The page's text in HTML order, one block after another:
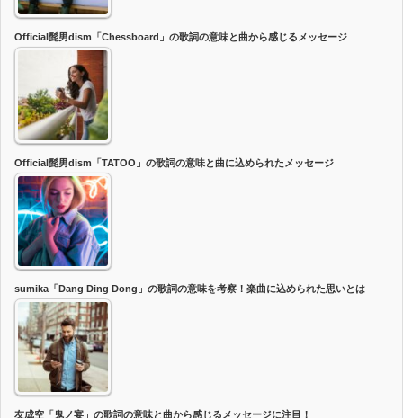
Official髭男dism「Chessboard」の歌詞の意味と曲から感じるメッセージ
Official髭男dism「TATOO」の歌詞の意味と曲に込められたメッセージ
sumika「Dang Ding Dong」の歌詞の意味を考察！楽曲に込められた思いとは
友成空「鬼ノ宴」の歌詞の意味と曲から感じるメッセージに注目！